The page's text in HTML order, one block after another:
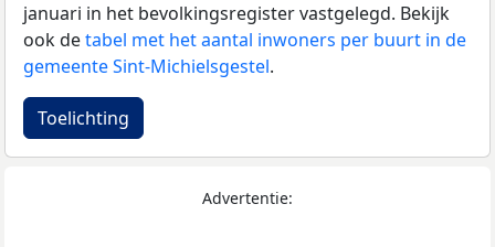
januari in het bevolkingsregister vastgelegd. Bekijk
ook detabel met het aantal inwoners per buurt in de
gemeente Sint-Michielsgestel.
Toelichting
Advertentie: